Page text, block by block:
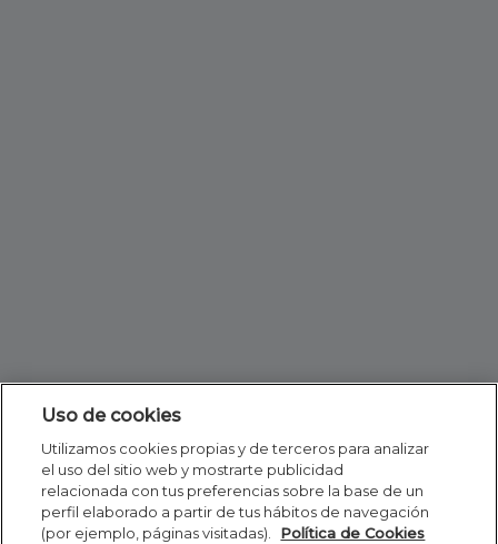
Uso de cookies
Utilizamos cookies propias y de terceros para analizar
el uso del sitio web y mostrarte publicidad
relacionada con tus preferencias sobre la base de un
perfil elaborado a partir de tus hábitos de navegación
(por ejemplo, páginas visitadas).
Política de Cookies